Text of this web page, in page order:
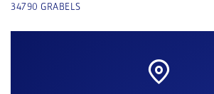
34790 GRABELS